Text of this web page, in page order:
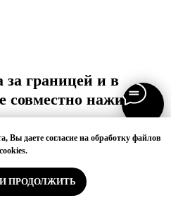
Вы даете согласие на обработку файлов
cookies.
ПРОДОЛЖИТЬ
границей и в
совместно нажитого
и в России при разводе